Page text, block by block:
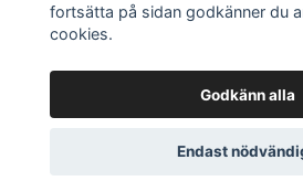
© 2026 Lugna Föräldrar -
fortsätta på sidan godkänner du
cookies.
Godkänn alla
Endast